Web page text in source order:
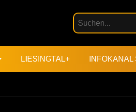
LIESINGTAL+ INFOKANAL